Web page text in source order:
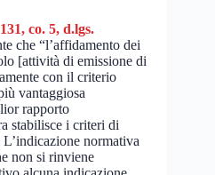
co. 5, d.lgs.
che “l’affidamento dei
[attività di emissione di
con il criterio
vantaggiosa
rapporto
stabilisce i criteri di
normativa
non si rinviene